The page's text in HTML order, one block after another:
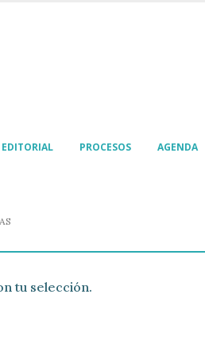
EDITORIAL PROCESOS AGENDA
tu selección.